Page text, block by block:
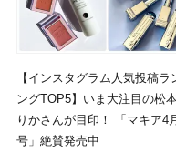
【インスタグラム人気投稿ラ
ングTOP5】いま大注目の松
りかさんが目印！ 「マキア4
号」絶賛発売中